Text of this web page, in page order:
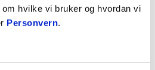
hvilke vi bruker og hvordan vi
Personvern.